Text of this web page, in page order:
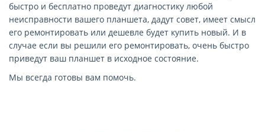
быстро и бесплатно проведут диагностику любой
неисправности вашего планшета, дадут совет, имеет смысл
его ремонтировать или дешевле будет купить новый. И в
случае если вы решили его ремонтировать, очень быстро
приведут ваш планшет в исходное состояние.
Мы всегда готовы вам помочь.